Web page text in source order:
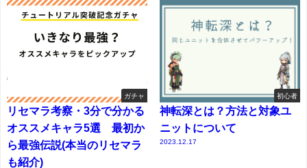
ガチャ
リセマラ考察・3分で分かる
オススメキャラ5選 最初か
ら最強伝説(本当のリセマラ
も紹介)
初心者
神転深とは？方法と対象ユ
ニットについて
2023.12.17